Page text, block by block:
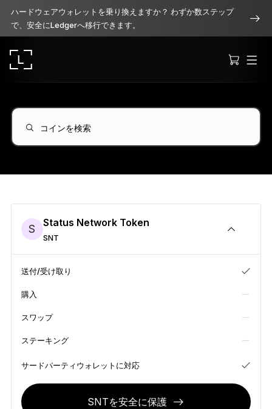
ハードウェアウォレットを乗り換えますか？ わずか数ステップ
で、安全にLedgerへ移行できます。
Ledger Flex
Ledger Nano
バックアップで万が一の事態に備える
コインを検索
S Status Network Token
SNT
送付/受け取り
購入
スワップ
ステーキング
サードパーティウォレットに対応
SNTを安全に保護